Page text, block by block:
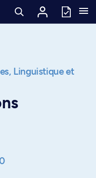
Linguistique et